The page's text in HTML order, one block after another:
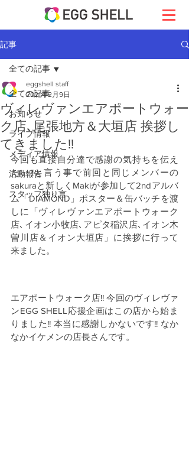
記事
全ての記事
お知らせ
ライブ情報
メディア情報
活動報告
スタッフ独り言
全ての記事
ヴィレヴァンエアポートウォー
ク店､尾張地方＆大垣店 挨拶し
てきました!!
eggshell staff
2021年2月9日
今回も直接自分達で感謝の気持ちを伝え
たい!!と言う事で前回と同じメンバーの
sakuraと新しくMakiが参加して2ndアルバ
ム「DIAMOND」ポスター＆缶バッチを渡
しに「ヴィレヴァンエアポートウォーク
店､イオン小牧店､アピタ稲沢店､イオン木
曽川店＆イオン大垣店」に挨拶に行って
来ました。
エアポートウォーク店!! 今回のヴィレヴァ
ンEGG SHELL応援企画はこの店から始ま
りました!! 本当に感謝しかないです!! なか
なかイケメンの店長さんです。